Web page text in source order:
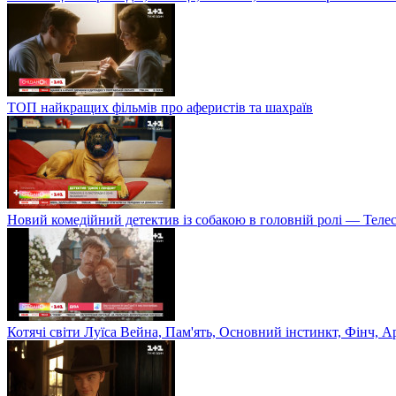
ТОП найкращих фільмів про аферистів та шахраїв
Новий комедійний детектив із собакою в головній ролі —
Котячі світи Луїса Вейна, Пам'ять, Основний інстинкт, Фінч,